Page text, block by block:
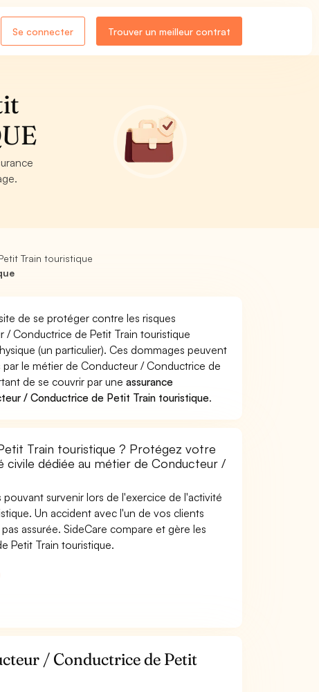
Se connecter Trouver un meilleur contrat
Train touristique
de se protéger contre les risques
Conductrice de Petit Train touristique
(un particulier). Ces dommages peuvent
le métier de Conducteur / Conductrice de
de se couvrir par uneassurance
/ Conductrice de Petit Train touristique.
Train touristique ? Protégez votre
civile dédiée au métier de Conducteur /
survenir lors de l'exercice de l'activité
Un accident avec l'un de vos clients
assurée. SideCare compare et gère les
Petit Train touristique.
/ Conductrice de Petit